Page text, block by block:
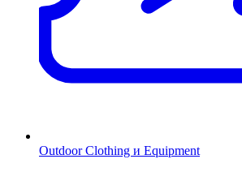
Outdoor Clothing и Equipment